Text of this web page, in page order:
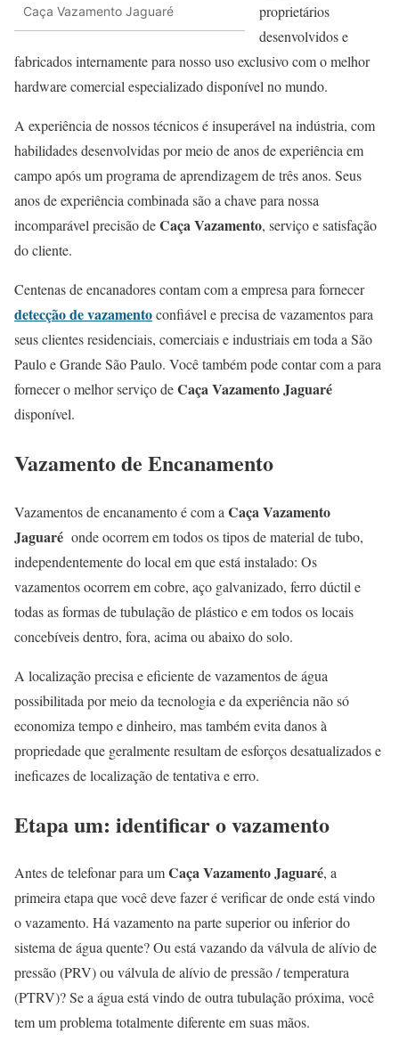
Caça Vazamento Jaguaré
proprietários
desenvolvidos e
fabricados internamente para nosso uso exclusivo com o melhor
hardware comercial especializado disponível no mundo.
A experiência de nossos técnicos é insuperável na indústria, com
habilidades desenvolvidas por meio de anos de experiência em
campo após um programa de aprendizagem de três anos. Seus
anos de experiência combinada são a chave para nossa
incomparável precisão deCaça Vazamento, serviço e satisfação
do cliente.
Centenas de encanadores contam com a empresa para fornecer
detecção de vazamentoconfiável e precisa de vazamentos para
seus clientes residenciais, comerciais e industriais em toda a São
Paulo e Grande São Paulo. Você também pode contar com a para
fornecer o melhor serviço deCaça Vazamento Jaguaré
disponível.
Vazamento de Encanamento
Vazamentos de encanamento é com a Caça Vazamento
Jaguaré onde ocorrem em todos os tipos de material de tubo,
independentemente do local em que está instalado: Os
vazamentos ocorrem em cobre, aço galvanizado, ferro dúctil e
todas as formas de tubulação de plástico e em todos os locais
concebíveis dentro, fora, acima ou abaixo do solo.
A localização precisa e eficiente de vazamentos de água
possibilitada por meio da tecnologia e da experiência não só
economiza tempo e dinheiro, mas também evita danos à
propriedade que geralmente resultam de esforços desatualizados e
ineficazes de localização de tentativa e erro.
Etapa um: identificar o vazamento
Antes de telefonar para umCaça Vazamento Jaguaré, a
primeira etapa que você deve fazer é verificar de onde está vindo
o vazamento. Há vazamento na parte superior ou inferior do
sistema de água quente? Ou está vazando da válvula de alívio de
pressão (PRV) ou válvula de alívio de pressão / temperatura
(PTRV)? Se a água está vindo de outra tubulação próxima, você
tem um problema totalmente diferente em suas mãos.